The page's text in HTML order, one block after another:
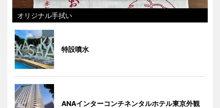
オリジナル手拭い
特設噴水
ANAインターコンチネンタルホテル東京外観